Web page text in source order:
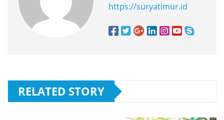
https://suryatimur.id
RELATED STORY